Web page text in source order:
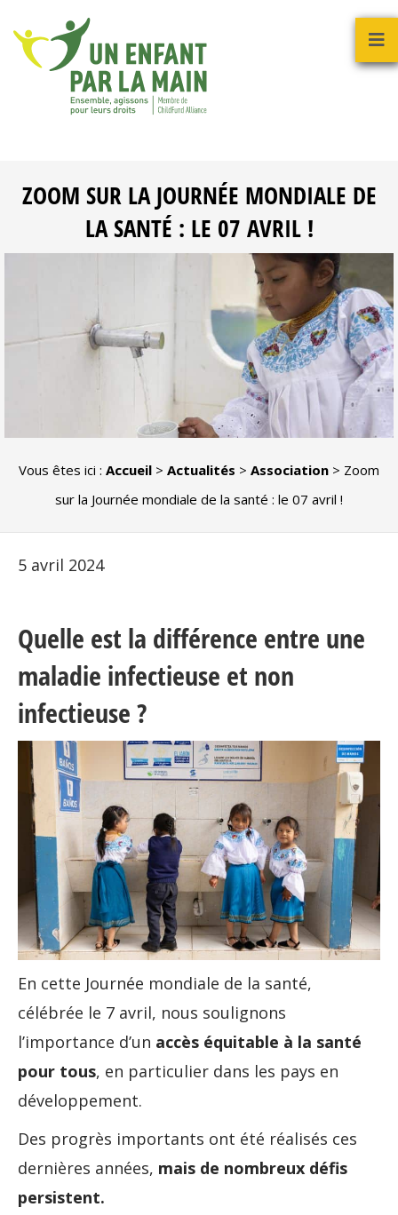
ZOOM SUR LA JOURNÉE MONDIALE DE
LA SANTÉ : LE 07 AVRIL !
Vous êtes ici : Accueil > Actualités > Association > Zoom
sur la Journée mondiale de la santé : le 07 avril !
5 avril 2024
Quelle est la différence entre une
maladie infectieuse et non
infectieuse ?
En cette Journée mondiale de la santé,
célébrée le 7 avril, nous soulignons
l’importance d’un accès équitable à la santé
pour tous, en particulier dans les pays en
développement.
Des progrès importants ont été réalisés ces
dernières années, mais de nombreux défis
persistent.